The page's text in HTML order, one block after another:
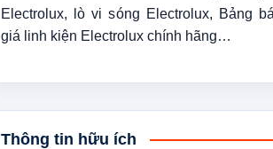
Electrolux, lò vi sóng Electrolux, Bảng
giá linh kiện Electrolux chính hãng…
Thông tin hữu ích